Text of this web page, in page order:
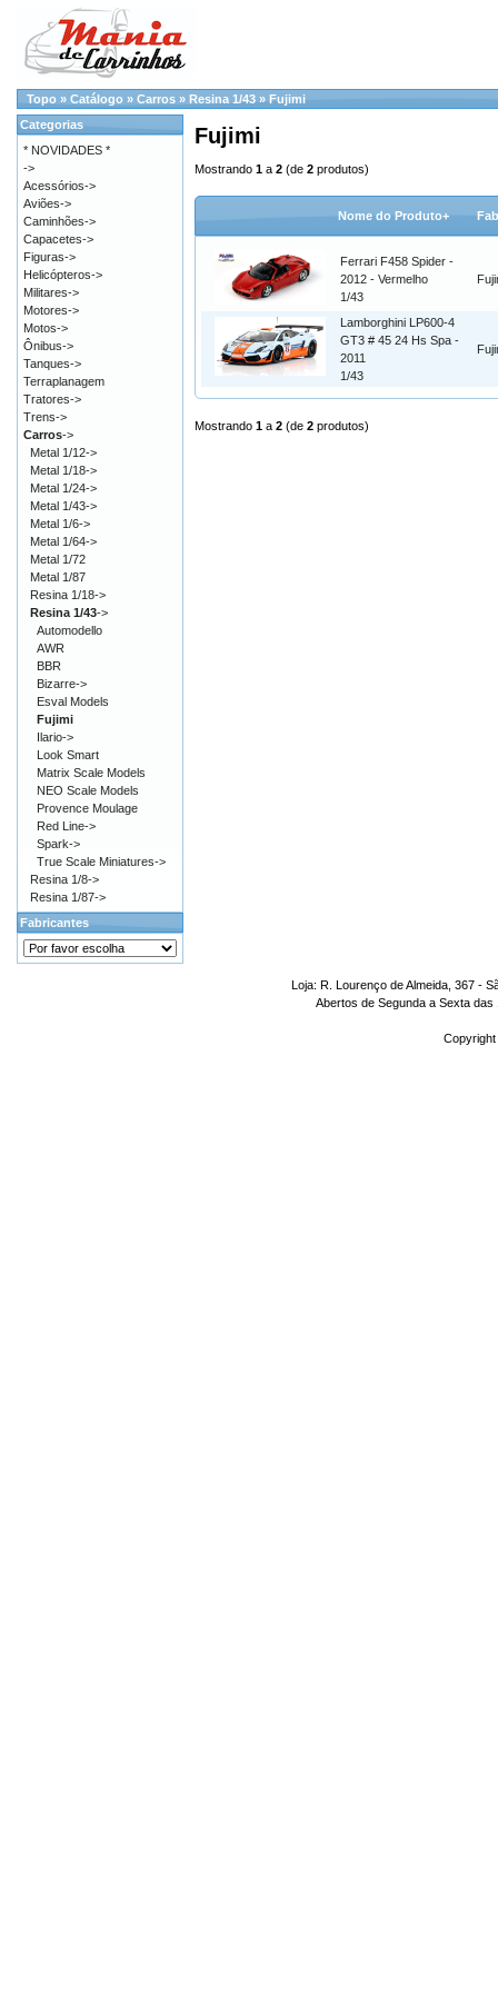
Topo » Catálogo » Carros » Resina 1/43 » Fujimi
Fujimi
Mostrando 1 a 2 (de 2 produtos)
Nome do Produto+
Ferrari F458 Spider -
2012 - Vermelho
1/43
Lamborghini LP600-4
GT3 # 45 24 Hs Spa -
2011
1/43
Mostrando 1 a 2 (de 2 produtos)
Categorias
* NOVIDADES *
->
Acessórios->
Aviões->
Caminhões->
Capacetes->
Figuras->
Helicópteros->
Militares->
Motores->
Motos->
Ônibus->
Tanques->
Terraplanagem
Tratores->
Trens->
Carros->
Metal 1/12->
Metal 1/18->
Metal 1/24->
Metal 1/43->
Metal 1/6->
Metal 1/64->
Metal 1/72
Metal 1/87
Resina 1/18->
Resina 1/43->
Automodello
AWR
BBR
Bizarre->
Esval Models
Fujimi
Ilario->
Look Smart
Matrix Scale Models
NEO Scale Models
Provence Moulage
Red Line->
Spark->
True Scale Miniatures->
Resina 1/8->
Resina 1/87->
Fabricantes
Loja: R. Lourenço de Almeida, 367 -
Abertos de Segunda a Sexta